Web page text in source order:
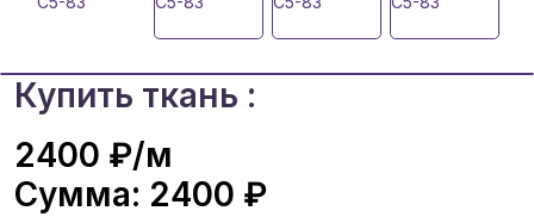
Купить ткань :
2400 ₽/м
Сумма: 2400 ₽